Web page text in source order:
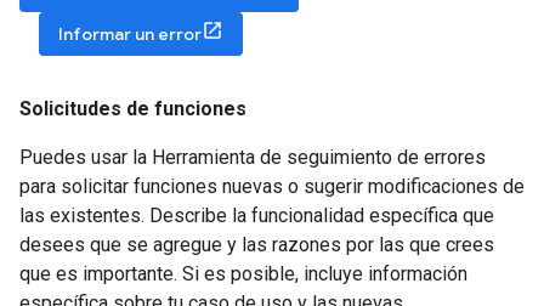
Informar un error
Solicitudes de funciones
Puedes usar la Herramienta de seguimiento de errores
para solicitar funciones nuevas o sugerir modificaciones de
las existentes. Describe la funcionalidad específica que
desees que se agregue y las razones por las que crees
que es importante. Si es posible, incluye información